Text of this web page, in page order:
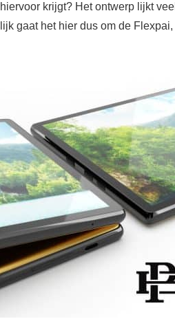
krijgt? Het ontwerp lijkt
gaat het hier dus om de